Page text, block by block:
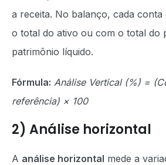
a receita. No balanço, cada
o total do ativo ou com o total do
patrimônio líquido.
Fórmula: Análise Vertical (%) =
referência) × 100
2) Análise horizontal
A análise horizontal mede a